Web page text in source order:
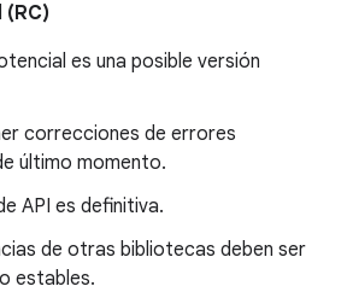
es una posible versión
correcciones de errores
último momento.
API es definitiva.
de otras bibliotecas deben ser
estables.